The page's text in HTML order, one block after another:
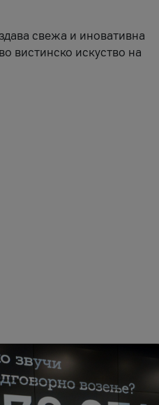
свежа и иновативна
вистинско искуство на